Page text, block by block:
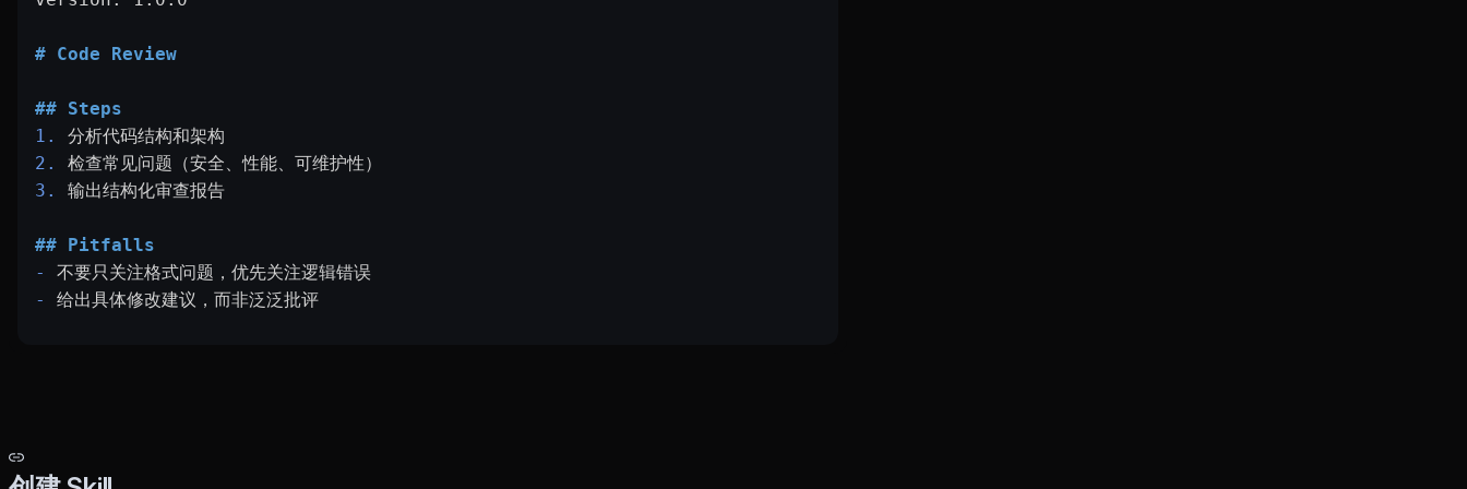
# Code Review
## Steps
1.
分析代码结构和架构
2.
检查常见问题（安全、性能、可维护性）
3.
输出结构化审查报告
## Pitfalls
-
不要只关注格式问题，优先关注逻辑错误
-
给出具体修改建议，而非泛泛批评